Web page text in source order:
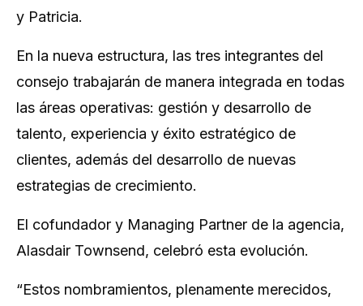
y Patricia.
En la nueva estructura, las tres integrantes del
consejo trabajarán de manera integrada en todas
las áreas operativas: gestión y desarrollo de
talento, experiencia y éxito estratégico de
clientes, además del desarrollo de nuevas
estrategias de crecimiento.
El cofundador y Managing Partner de la agencia,
Alasdair Townsend, celebró esta evolución.
“Estos nombramientos, plenamente merecidos,